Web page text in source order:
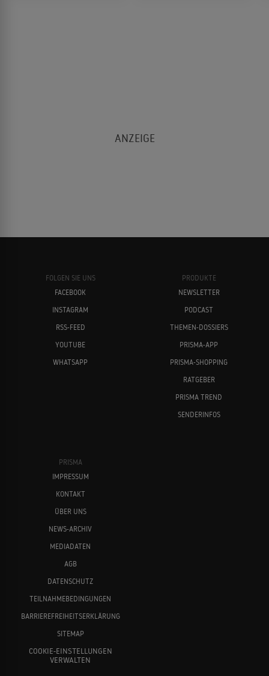
FOLGEN SIE UNS
FACEBOOK
INSTAGRAM
RSS-FEED
YOUTUBE
WHATSAPP
PRODUKTE
NEWSLETTER
PODCAST
THEMEN-DOSSIERS
PRISMA-APP
PRISMA-SHOPPING
RATGEBER
PRISMA TREND
SENDERINFOS
PRISMA
IMPRESSUM
KONTAKT
ÜBER UNS
NEWS-ARCHIV
MEDIADATEN
AGB
DATENSCHUTZ
TEILNAHMEBEDINGUNGEN
BARRIEREFREIHEITSERKLÄRUNG
SITEMAP
COOKIE-EINSTELLUNGEN
VERWALTEN